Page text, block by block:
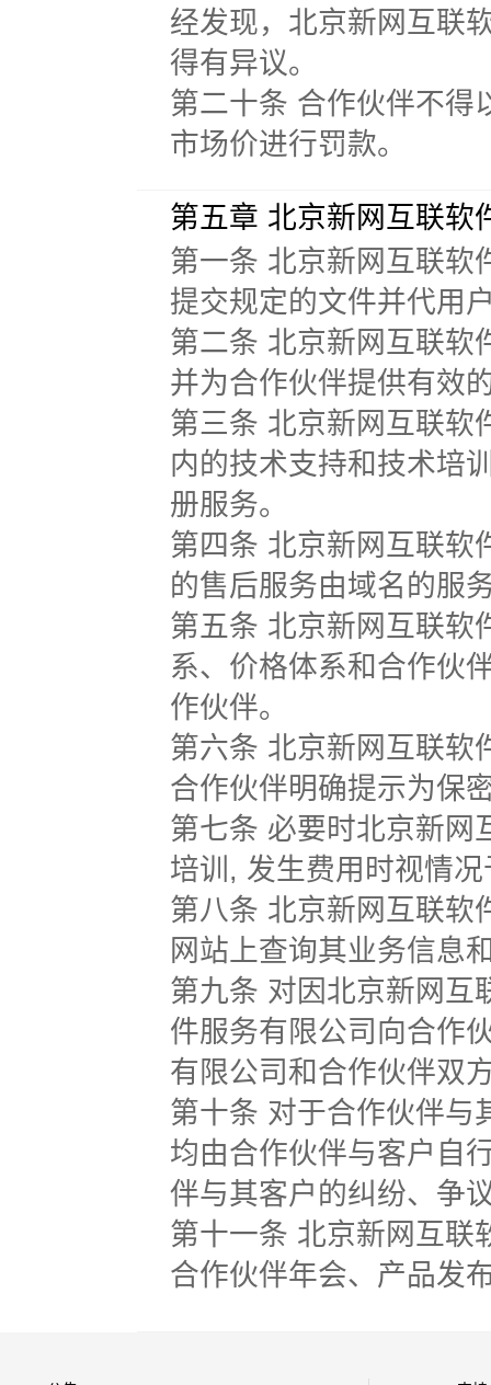
经发现，北京新网互联
得有异议。
第二十条 合作伙伴不得
市场价进行罚款。
第五章 北京新网互联软
第一条 北京新网互联软
提交规定的文件并代用
第二条 北京新网互联软
并为合作伙伴提供有效
第三条 北京新网互联软
内的技术支持和技术培
册服务。
第四条 北京新网互联软
的售后服务由域名的服
第五条 北京新网互联软
系、价格体系和合作伙
作伙伴。
第六条 北京新网互联软
合作伙伴明确提示为保
第七条 必要时北京新网
培训, 发生费用时视情
第八条 北京新网互联软
网站上查询其业务信息
第九条 对因北京新网互
件服务有限公司向合作
有限公司和合作伙伴双
第十条 对于合作伙伴与
均由合作伙伴与客户自
伴与其客户的纠纷、争
第十一条 北京新网互联
合作伙伴年会、产品发